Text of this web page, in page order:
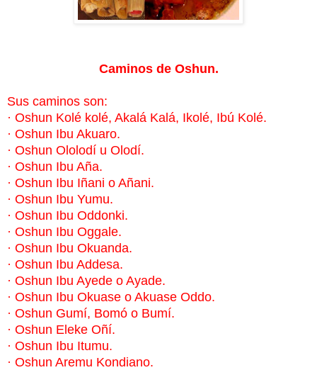
Caminos de Oshun.
Sus caminos son:
· Oshun Kolé kolé, Akalá Kalá, Ikolé, Ibú Kolé.
· Oshun Ibu Akuaro.
· Oshun Ololodí u Olodí.
· Oshun Ibu Aña.
· Oshun Ibu Iñani o Añani.
· Oshun Ibu Yumu.
· Oshun Ibu Oddonki.
· Oshun Ibu Oggale.
· Oshun Ibu Okuanda.
· Oshun Ibu Addesa.
· Oshun Ibu Ayede o Ayade.
· Oshun Ibu Okuase o Akuase Oddo.
· Oshun Gumí, Bomó o Bumí.
· Oshun Eleke Oñí.
· Oshun Ibu Itumu.
· Oshun Aremu Kondiano.